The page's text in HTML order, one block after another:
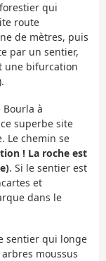
qui
route
de mètres, puis
par un sentier,
une bifurcation
Bourla à
superbe site
Le chemin se
! La roche est
. Si le sentier est
et
dans le
sentier qui longe
moussus